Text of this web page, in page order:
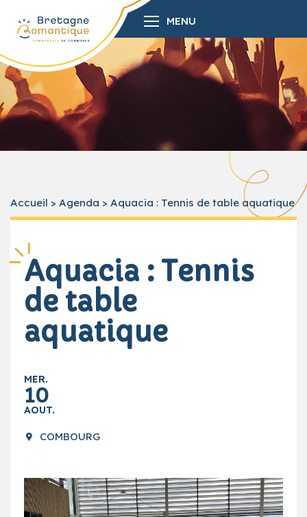
MENU
Accueil > Agenda > Aquacia : Tennis de table aquatique
Aquacia : Tennis
de table
aquatique
MER.
10
AOUT.
COMBOURG